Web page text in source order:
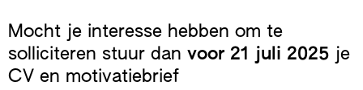
Mocht je interesse hebben om te
solliciteren stuur dan voor 21 juli 2025 je
CV en motivatiebrief